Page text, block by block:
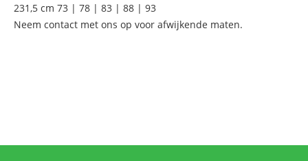
231,5 cm 73 | 78 | 83 | 88 | 93
Neem contact met ons op voor afwijkende maten.